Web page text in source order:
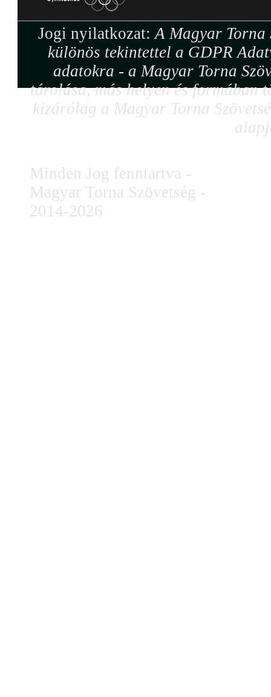
Jogi nyilatkozat:A Magyar Torna
különös tekintettel a GDPR
adatokra - a Magyar Torna
tárolása, más helyen és formában
kizárólag a Magyar Torna
Minden Jog fenntartva -
Magyar Torna Szövetség -
2014-2026